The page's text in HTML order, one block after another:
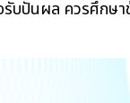
ปันผล ควรศึกษา